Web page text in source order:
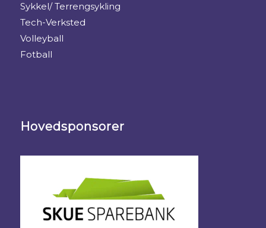
Sykkel/ Terrengsykling
Tech-Verksted
Volleyball
Fotball
Hovedsponsorer